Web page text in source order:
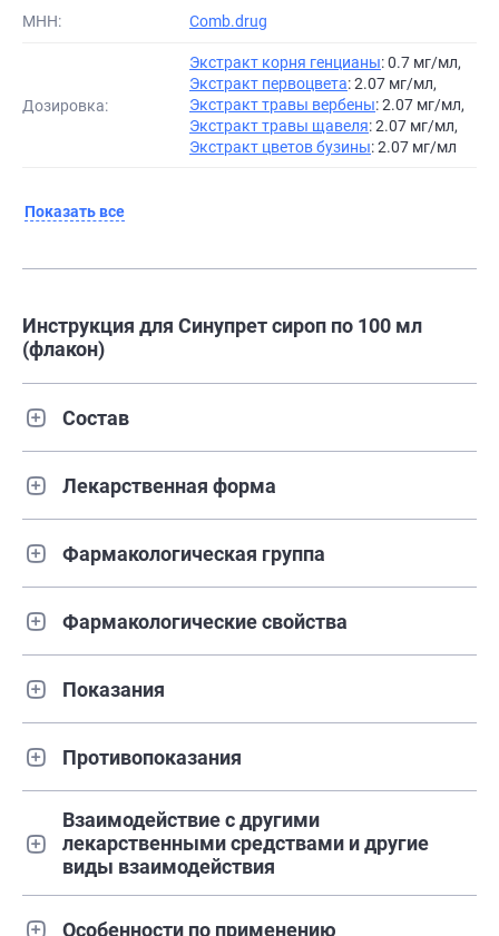
МНН: Comb.drug
Дозировка:
Экстракт корня генцианы: 0.7 мг/мл,
Экстракт первоцвета: 2.07 мг/мл,
Экстракт травы вербены: 2.07 мг/мл,
Экстракт травы щавеля: 2.07 мг/мл,
Экстракт цветов бузины: 2.07 мг/мл
Показать все
Инструкция для Синупрет сироп по 100 мл
(флакон)
Состав
Лекарственная форма
Фармакологическая группа
Фармакологические свойства
Показания
Противопоказания
Взаимодействие с другими
лекарственными средствами и другие
виды взаимодействия
Особенности по применению